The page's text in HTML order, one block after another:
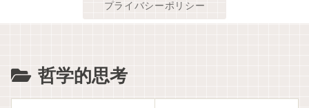
プライバシーポリシー
哲学的思考